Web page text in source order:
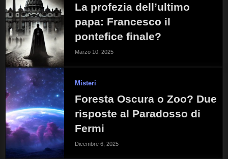
La profezia dell’ultimo
papa: Francesco il
pontefice finale?
Marzo 10, 2025
Misteri
Foresta Oscura o Zoo? Due
risposte al Paradosso di
Fermi
Dicembre 6, 2025